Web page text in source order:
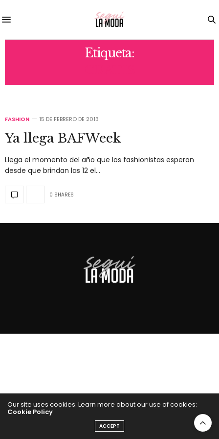
Etiqueta:
FASHION 15 DE FEBRERO DE 2013
Ya llega BAFWeek
Llega el momento del año que los fashionistas esperan
desde que brindan las 12 el…
0 SHARES
Our site uses cookies. Learn more about our use of cookies:
Cookie Policy
ACCEPT